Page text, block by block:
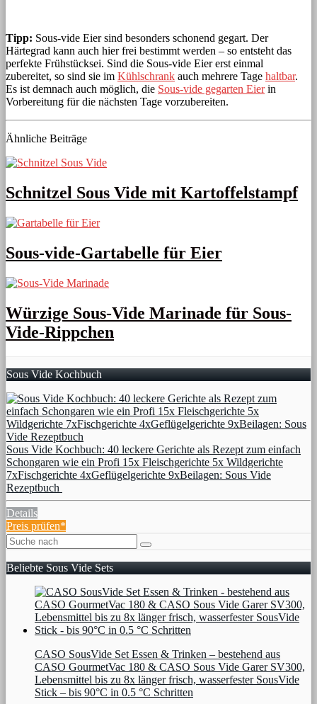
Tipp: Sous-vide Eier sind besonders schonend gegart. Der
Härtegrad kann auch hier frei bestimmt werden – so entsteht das
perfekte Frühstücksei. Sind die Sous-vide Eier erst einmal
zubereitet, so sind sie im Kühlschrank auch mehrere Tage haltbar.
Es ist demnach auch möglich, die Sous-vide gegarten Eierin
Vorbereitung für die nächsten Tage vorzubereiten.
Ähnliche Beiträge
Schnitzel Sous Vide mit Kartoffelstampf
Sous-vide-Gartabelle für Eier
Würzige Sous-Vide Marinade für Sous-
Vide-Rippchen
Sous Vide Kochbuch
Sous Vide Kochbuch: 40 leckere Gerichte als Rezept zum einfach
Schongaren wie ein Profi 15x Fleischgerichte 5x Wildgerichte
7xFischgerichte 4xGeflügelgerichte 9xBeilagen: Sous Vide
Rezeptbuch
Details
Preis prüfen*
Beliebte Sous Vide Sets
CASO SousVide Set Essen & Trinken – bestehend aus
CASO GourmetVac 180 & CASO Sous Vide Garer SV300,
Lebensmittel bis zu 8x länger frisch, wasserfester SousVide
Stick – bis 90°C in 0.5 °C Schritten